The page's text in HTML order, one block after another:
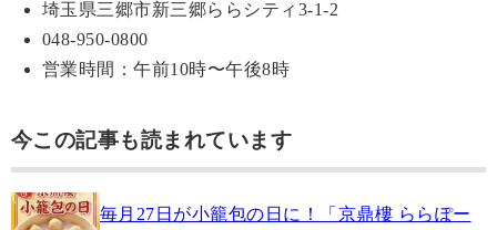
埼玉県三郷市新三郷ららシティ3-1-2
048-950-0800
営業時間：午前10時〜午後8時
今この記事も読まれています
毎月27日が小籠包の日に！「京鼎樓 ららぽー